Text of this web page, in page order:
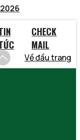
CHECK
MAIL
Về đầu trang